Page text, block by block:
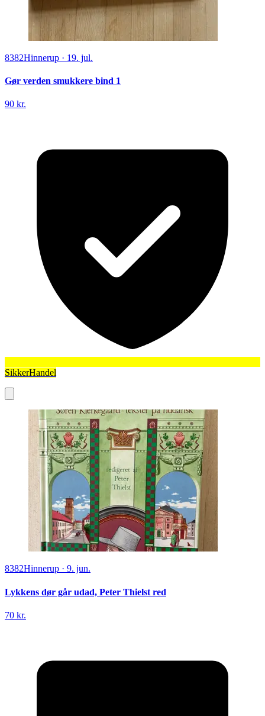
8382Hinnerup · 19. jul.
Gør verden smukkere bind 1
90 kr.
SikkerHandel
8382Hinnerup · 9. jun.
Lykkens dør går udad, Peter Thielst red
70 kr.